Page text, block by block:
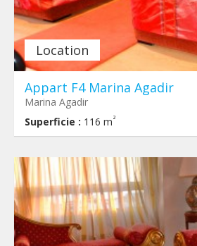
Location
Appart F4 Marina Agadir
Marina Agadir
Superficie : 116 m²